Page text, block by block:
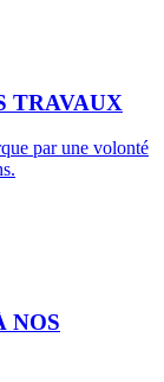
TRAVAUX
par une volonté
NOS